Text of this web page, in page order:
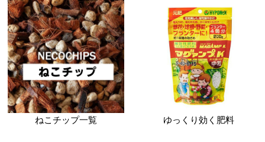
ねこチップ一覧 ゆっくり効く肥料